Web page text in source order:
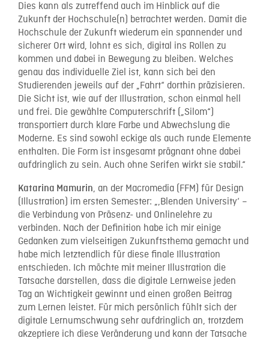
Dies kann als zutreffend auch im Hinblick auf die
Zukunft der Hochschule(n) betrachtet werden. Damit die
Hochschule der Zukunft wiederum ein spannender und
sicherer Ort wird, lohnt es sich, digital ins Rollen zu
kommen und dabei in Bewegung zu bleiben. Welches
genau das individuelle Ziel ist, kann sich bei den
Studierenden jeweils auf der „Fahrt“ dorthin präzisieren.
Die Sicht ist, wie auf der Illustration, schon einmal hell
und frei. Die gewählte Computerschrift („Silom“)
transportiert durch klare Farbe und Abwechslung die
Moderne. Es sind sowohl eckige als auch runde Elemente
enthalten. Die Form ist insgesamt prägnant ohne dabei
aufdringlich zu sein. Auch ohne Serifen wirkt sie stabil.“
Katarina Mamurin, an der Macromedia (FFM) für Design
(Illustration) im ersten Semester: „‚Blenden University‘ –
die Verbindung von Präsenz- und Onlinelehre zu
verbinden. Nach der Definition habe ich mir einige
Gedanken zum vielseitigen Zukunftsthema gemacht und
habe mich letztendlich für diese finale Illustration
entschieden. Ich möchte mit meiner Illustration die
Tatsache darstellen, dass die digitale Lernweise jeden
Tag an Wichtigkeit gewinnt und einen großen Beitrag
zum Lernen leistet. Für mich persönlich fühlt sich der
digitale Lernumschwung sehr aufdringlich an, trotzdem
akzeptiere ich diese Veränderung und kann der Tatsache